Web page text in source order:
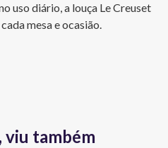
uso diário, a louça Le Creuset
mesa e ocasião.
viu também